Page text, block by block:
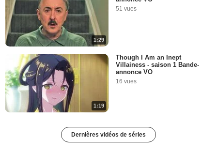
1:29
51 vues
1:19
Though I Am an Inept
Villainess - saison 1 Bande-
annonce VO
16 vues
Dernières vidéos de séries